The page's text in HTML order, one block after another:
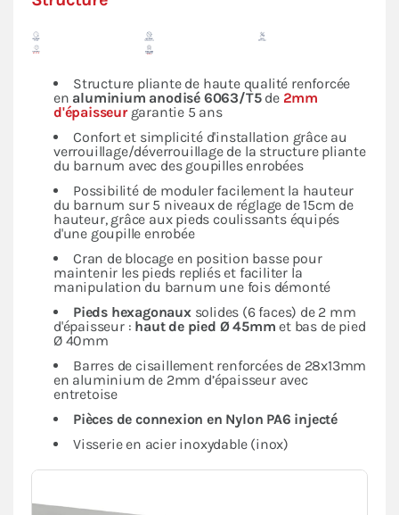
Structure pliante de haute qualité renforcée
en aluminium anodisé 6063/T5de 2mm
d'épaisseurgarantie 5 ans
Confort et simplicité d'installation grâce au
verrouillage/déverrouillage de la structure pliante
du barnum avec des goupilles enrobées
Possibilité de moduler facilement la hauteur
du barnum sur 5 niveaux de réglage de 15cm de
hauteur, grâce aux pieds coulissants équipés
d'une goupille enrobée
Cran de blocage en position basse pour
maintenir les pieds repliés et faciliter la
manipulation du barnum une fois démonté
Pieds hexagonauxsolides (6 faces) de 2 mm
d'épaisseur : haut de pied Ø 45mm et bas de pied
Ø 40mm
Barres de cisaillement renforcées de 28x13mm
en aluminium de 2mm d’épaisseur avec
entretoise
Pièces de connexion en Nylon PA6 injecté
Visserie en acier inoxydable (inox)